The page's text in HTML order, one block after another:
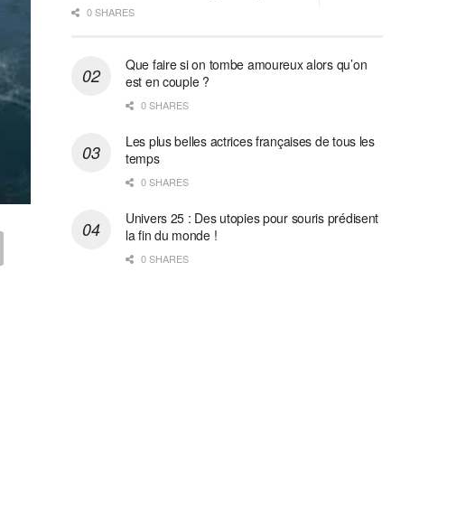
0 SHARES
Que faire si on tombe amoureux alors qu’on
est en couple ?
0 SHARES
Les plus belles actrices françaises de tous les
temps
0 SHARES
Univers 25 : Des utopies pour souris prédisent
la fin du monde !
0 SHARES